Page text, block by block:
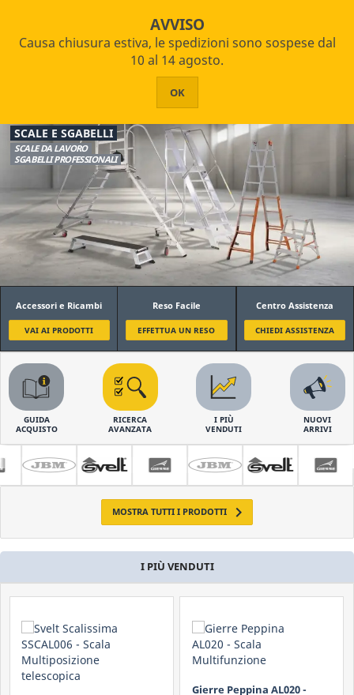

PRODOTTI
ASSISTENZA
CONTATTI
Scale e Sgabelli
Filtro
Tipologia
Sgabello
Scala Doppia
Scala Allungabile
Scala Trasformabile
Scala a Sfilo
Scala a Castello
Scala a Ponte
Scala a Palco
Non Intensivo
Professionale
Materiale
Alluminio
Marca
JBM
Prezzo
SCALE E SGABELLI
SCALE DA LAVORO
SGABELLI PROFESSIONALI
Accessori e Ricambi
VAI AI PRODOTTI
Reso Facile
EFFETTUA UN RESO
Centro Assistenza
CHIEDI ASSISTENZA
GUIDA
ACQUISTO
RICERCA
AVANZATA
I PIÙ
VENDUTI
NUOVI
ARRIVI
MOSTRA TUTTI I PRODOTTI 
I PIÙ VENDUTI
AVVISO
Causa chiusura estiva, le spedizioni sono sospese dal
10 al 14 agosto.
OK